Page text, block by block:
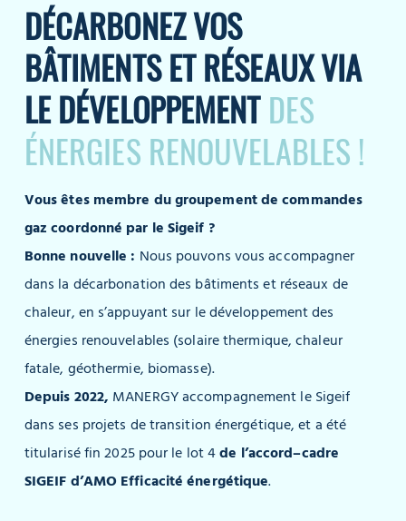
DÉCARBONEZ VOS
BÂTIMENTS ET RÉSEAUX VIA
LE DÉVELOPPEMENTDES
ÉNERGIES RENOUVELABLES !
Vous êtes membre du groupement de commandes
gaz coordonné par le Sigeif ?
Bonne nouvelle : Nous pouvons vous accompagner
dans la décarbonation des bâtiments et réseaux de
chaleur, en s’appuyant sur le développement des
énergies renouvelables (solaire thermique, chaleur
fatale, géothermie, biomasse).
Depuis 2022, MANERGY accompagnement le Sigeif
dans ses projets de transition énergétique, et a été
titularisé fin 2025 pour le lot 4de l’accord–cadre
SIGEIF d’AMO Efficacité énergétique.